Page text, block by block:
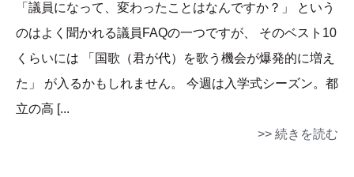
「議員になって、変わったことはなんですか？」 という
のはよく聞かれる議員FAQの一つですが、 そのベスト10
くらいには 「国歌（君が代）を歌う機会が爆発的に増え
た」 が入るかもしれません。 今週は入学式シーズン。都
立の高 [...
>> 続きを読む